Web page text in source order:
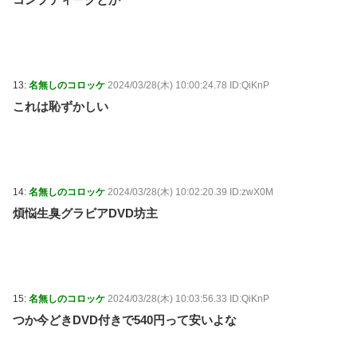
13: 名無しのコロッケ 2024/03/28(木) 10:00:24.78 ID:QiKnP
これは恥ずかしい
14: 名無しのコロッケ 2024/03/28(木) 10:02:20.39 ID:zwX0M
煩悩生臭グラビアDVD坊主
15: 名無しのコロッケ 2024/03/28(木) 10:03:56.33 ID:QiKnP
つか今どきDVD付きで540円って安いよな